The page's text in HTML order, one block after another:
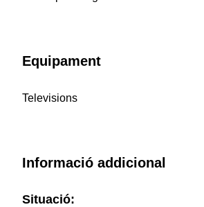
Equipament
Televisions
Informació addicional
Situació: